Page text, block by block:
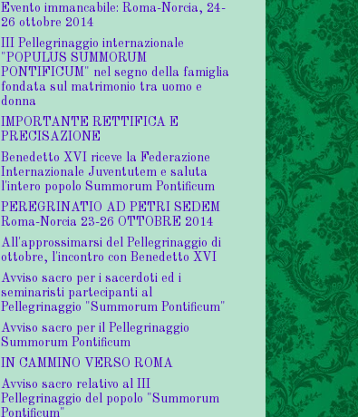
Evento immancabile: Roma-Norcia, 24-
26 ottobre 2014
III Pellegrinaggio internazionale
"POPULUS SUMMORUM
PONTIFICUM" nel segno della famiglia
fondata sul matrimonio tra uomo e
donna
IMPORTANTE RETTIFICA E
PRECISAZIONE
Benedetto XVI riceve la Federazione
Internazionale Juventutem e saluta
l'intero popolo Summorum Pontificum
PEREGRINATIO AD PETRI SEDEM
Roma-Norcia 23-26 OTTOBRE 2014
All'approssimarsi del Pellegrinaggio di
ottobre, l'incontro con Benedetto XVI
Avviso sacro per i sacerdoti ed i
seminaristi partecipanti al
Pellegrinaggio "Summorum Pontificum"
Avviso sacro per il Pellegrinaggio
Summorum Pontificum
IN CAMMINO VERSO ROMA
Avviso sacro relativo al III
Pellegrinaggio del popolo "Summorum
Pontificum"